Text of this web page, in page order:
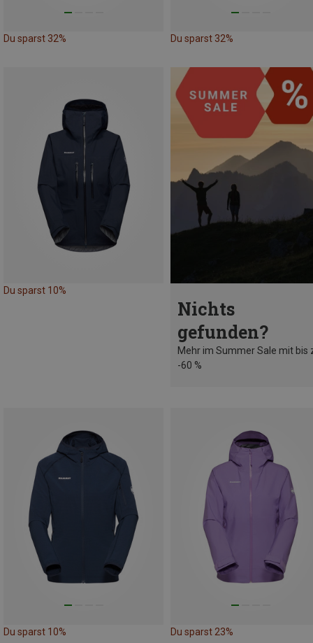
Du sparst 32% Du sparst 32%
Du sparst 10%
Nichts
gefunden?
Mehr im Summer Sale mit bis
-60 %
Du sparst 10% Du sparst 23%